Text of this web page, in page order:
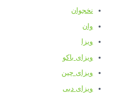
نخجوان
وان
ویزا
ویزای باکو
ویزای چین
ویزای دبی